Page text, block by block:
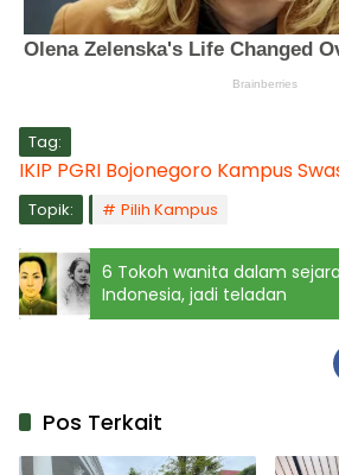
Tag:
IKIP PGRI Bojonegoro Kampus
Topik: Pilih Kampus
6 Tokoh wanita dalam
Indonesia, jadi teladan
Pos Terkait